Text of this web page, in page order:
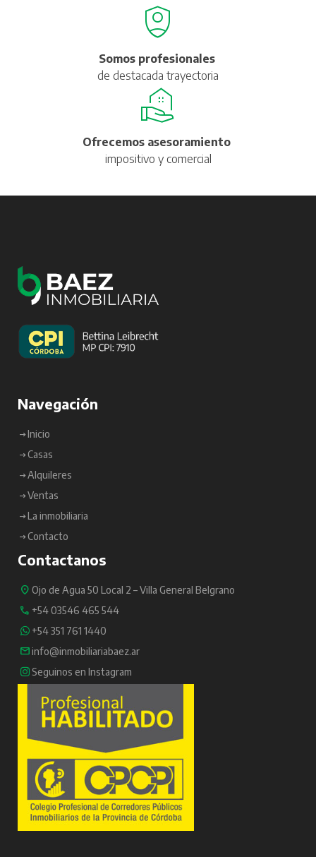
Somos profesionales
de destacada trayectoria
Ofrecemos asesoramiento
impositivo y comercial
Navegación
Inicio
Casas
Alquileres
Ventas
La inmobiliaria
Contacto
Contactanos
Ojo de Agua 50 Local 2 – Villa General Belgrano
+54 03546 465 544
+54 351 761 1440
info@inmobiliariabaez.ar
Seguinos en Instagram